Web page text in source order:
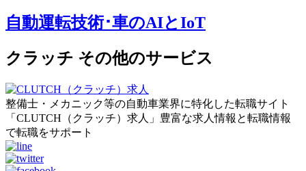
自動運転技術･車のAIとIoT
クラッチ その他のサービス
整備士・メカニック等の自動車業界に特化した転職サイト
「CLUTCH（クラッチ）求人」豊富な求人情報と転職情報
で転職をサポート